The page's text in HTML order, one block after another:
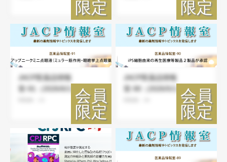
JACP医薬品情報
室-91（2026/6/1）
JACP医薬品情報
室-90（2026/5/1）